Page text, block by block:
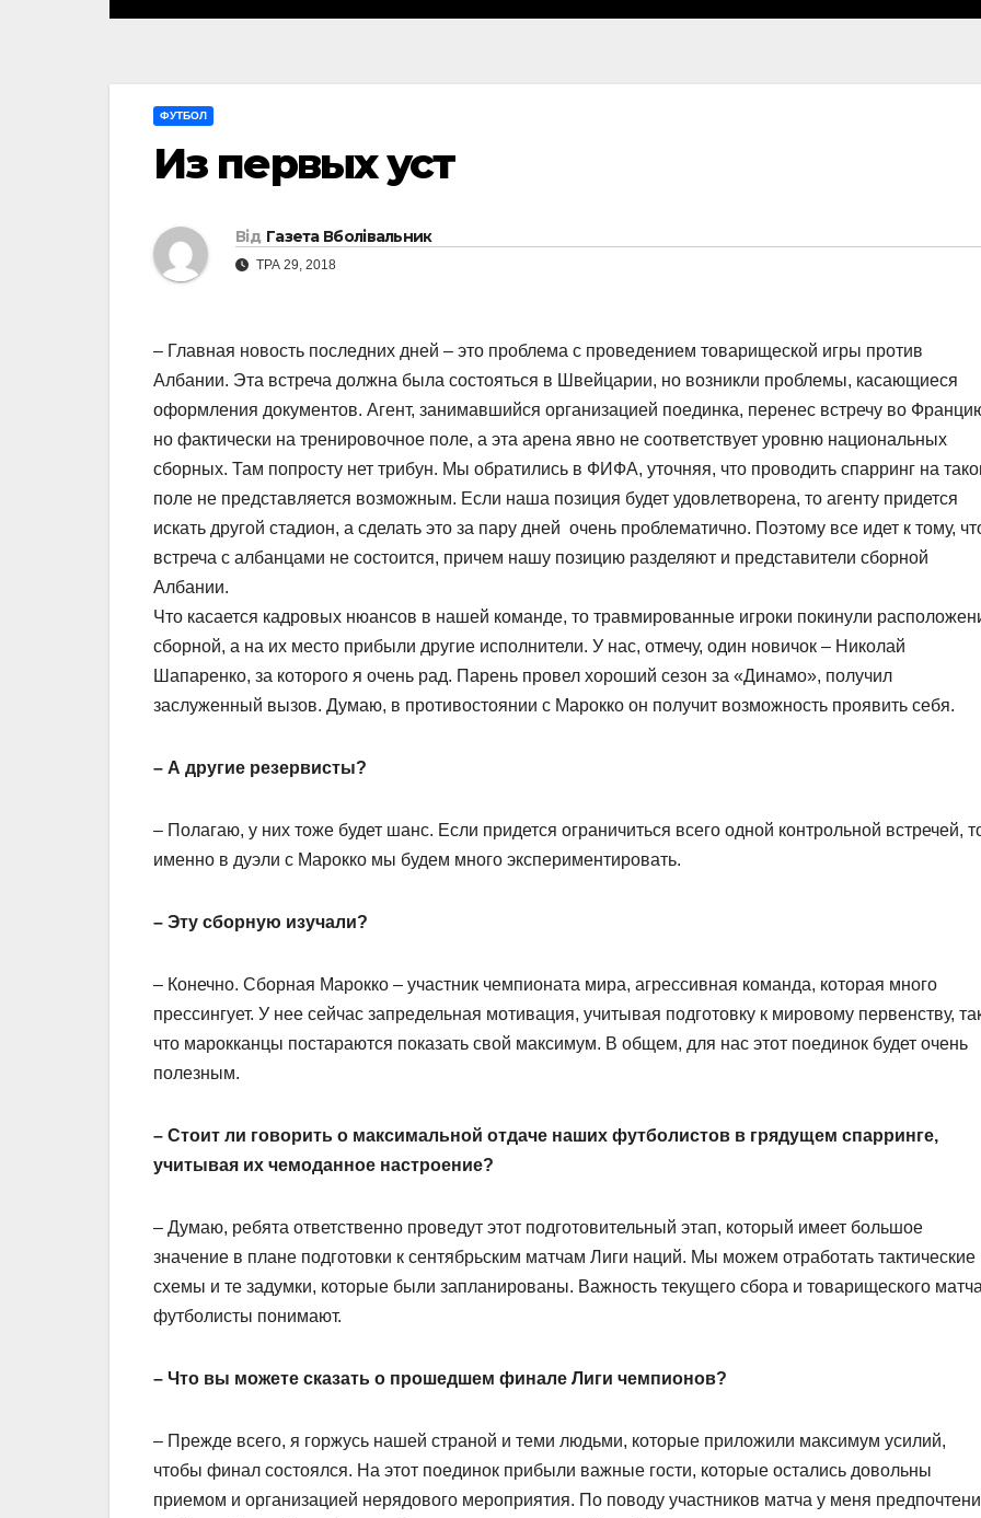
ФУТБОЛ
Из первых уст
Від Газета Вболівальник
ТРА 29, 2018
– Главная новость последних дней – это проблема с проведением товарищеской игры против
Албании. Эта встреча должна была состояться в Швейцарии, но возникли проблемы, касающиеся
оформления документов. Агент, занимавшийся организацией поединка, перенес встречу во
но фактически на тренировочное поле, а эта арена явно не соответствует уровню национальных
сборных. Там попросту нет трибун. Мы обратились в ФИФА, уточняя, что проводить спарринг на
поле не представляется возможным. Если наша позиция будет удовлетворена, то агенту придется
искать другой стадион, а сделать это за пару дней очень проблематично. Поэтому все идет к тому,
встреча с албанцами не состоится, причем нашу позицию разделяют и представители сборной
Албании.
Что касается кадровых нюансов в нашей команде, то травмированные игроки покинули
сборной, а на их место прибыли другие исполнители. У нас, отмечу, один новичок – Николай
Шапаренко, за которого я очень рад. Парень провел хороший сезон за «Динамо», получил
заслуженный вызов. Думаю, в противостоянии с Марокко он получит возможность проявить себя.
– А другие резервисты?
– Полагаю, у них тоже будет шанс. Если придется ограничиться всего одной контрольной встречей,
именно в дуэли с Марокко мы будем много экспериментировать.
– Эту сборную изучали?
– Конечно. Сборная Марокко – участник чемпионата мира, агрессивная команда, которая много
прессингует. У нее сейчас запредельная мотивация, учитывая подготовку к мировому первенству,
что марокканцы постараются показать свой максимум. В общем, для нас этот поединок будет очень
полезным.
– Стоит ли говорить о максимальной отдаче наших футболистов в грядущем спарринге,
учитывая их чемоданное настроение?
– Думаю, ребята ответственно проведут этот подготовительный этап, который имеет большое
значение в плане подготовки к сентябрьским матчам Лиги наций. Мы можем отработать тактические
схемы и те задумки, которые были запланированы. Важность текущего сбора и товарищеского
футболисты понимают.
– Что вы можете сказать о прошедшем финале Лиги чемпионов?
– Прежде всего, я горжусь нашей страной и теми людьми, которые приложили максимум усилий,
чтобы финал состоялся. На этот поединок прибыли важные гости, которые остались довольны
приемом и организацией нерядового мероприятия. По поводу участников матча у меня